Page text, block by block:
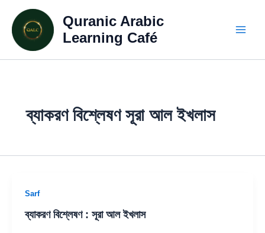
to
content
Quranic Arabic
Learning Café
ব্যাকরণ বিশ্লেষণ সূরা আল ইখলাস
Sarf
ব্যাকরণ বিশ্লেষণ : সূরা আল ইখলাস